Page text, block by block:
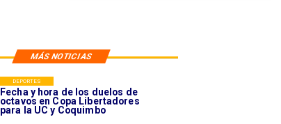
MÁS NOTICIAS
Fecha y hora de los duelos de
octavos en Copa Libertadores
para la UC y Coquimbo
DEPORTES